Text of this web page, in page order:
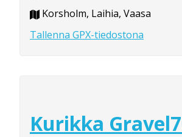
Korsholm, Laihia, Vaasa
Tallenna GPX-tiedostona
Kurikka